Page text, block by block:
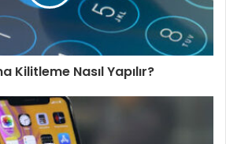
Kilitleme Nasıl Yapılır?